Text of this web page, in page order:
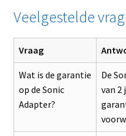
Veelgestelde
Vraag
Wat is de garantie
op de Sonic
Adapter?
De
van 2